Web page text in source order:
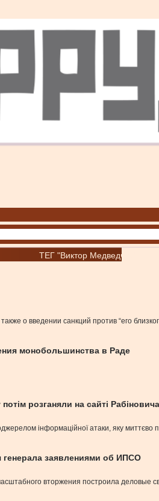
ТЕГ "Виктор Медведчук"
о введении санкций против “его
монобольшинства в Раде
розганяли на сайті Рабіновича
інформаційної атаки, яку миттєво
заявлениями об ИПСО
вторжения построила